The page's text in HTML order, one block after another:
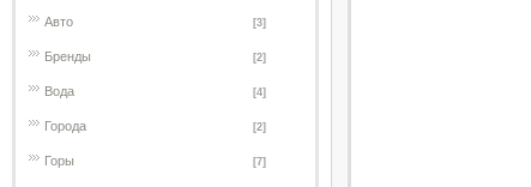
Авто [3]
Бренды [2]
Вода [4]
Города [2]
Горы [7]